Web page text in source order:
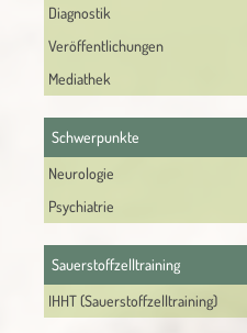
Diagnostik
Veröffentlichungen
Mediathek
Schwerpunkte
Neurologie
Psychiatrie
Sauerstoffzelltraining
IHHT (Sauerstoffzelltraining)